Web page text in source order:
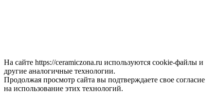
На сайте https://ceramiczona.ru используются coоkie-файлы и
другие аналогичные технологии.
Продолжая просмотр сайта вы подтверждаете свое согласие
на использование этих технологий.